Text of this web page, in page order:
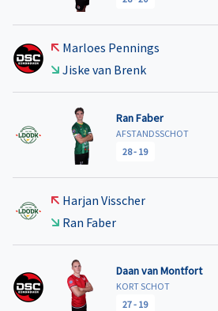
Marloes Pennings
Jiske van Brenk
Ran Faber
AFSTANDSSCHOT
28- 19
Harjan Visscher
Ran Faber
Daan van Montfort
KORT SCHOT
27- 19